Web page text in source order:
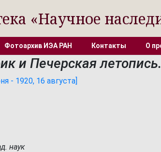
«Научное
Фотоархив ИЭА РАН Контакты О
и Печерская
- 1920, 16 августа]
наук